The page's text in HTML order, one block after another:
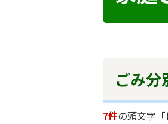
ごみ分
7件の頭文字「